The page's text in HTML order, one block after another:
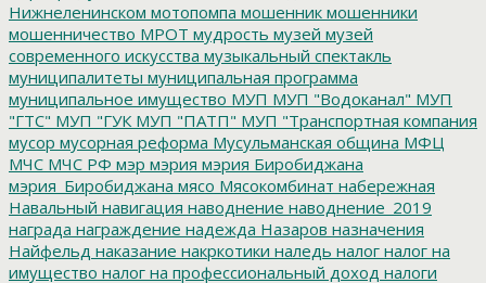
Нижнеленинском мотопомпа мошенник мошенники
мошенничество МРОТ мудрость музей музей
современного искусства музыкальный спектакль
муниципалитеты муниципальная программа
муниципальное имущество МУП МУП "Водоканал" МУП
"ГТС" МУП "ГУК МУП "ПАТП" МУП "Транспортная компания
мусор мусорная реформа Мусульманская община МФЦ
МЧС МЧС РФ мэр мэрия мэрия Биробиджана
мэрия_Биробиджана мясо Мясокомбинат набережная
Навальный навигация наводнение наводнение_2019
награда награждение надежда Назаров назначения
Найфельд наказание накркотики наледь налог налог на
имущество налог на профессиональный доход налоги